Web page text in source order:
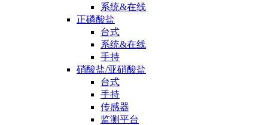
系统&在线
正磷酸盐
台式
系统&在线
手持
硝酸盐/亚硝酸盐
台式
手持
传感器
监测平台